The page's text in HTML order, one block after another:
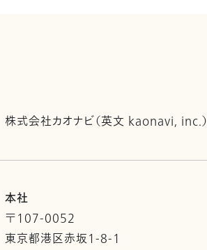
株式会社カオナビ（英文 kaonavi, inc.）
本社
〒107-0052
東京都港区赤坂1-8-1